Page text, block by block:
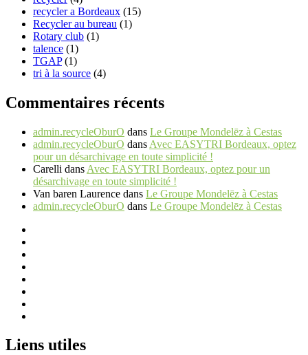
recycler a Bordeaux (15)
Recycler au bureau (1)
Rotary club (1)
talence (1)
TGAP(1)
tri à la source (4)
Commentaires récents
admin.recycleOburO dans Le Groupe Mondelēz à Cestas
admin.recycleOburO dans Avec EASYTRI Bordeaux, optez
pour un désarchivage en toute simplicité !
Carelli dans Avec EASYTRI Bordeaux, optez pour un
désarchivage en toute simplicité !
Van baren Laurence dans Le Groupe Mondelēz à Cestas
admin.recycleOburO dans Le Groupe Mondelēz à Cestas
Liens utiles